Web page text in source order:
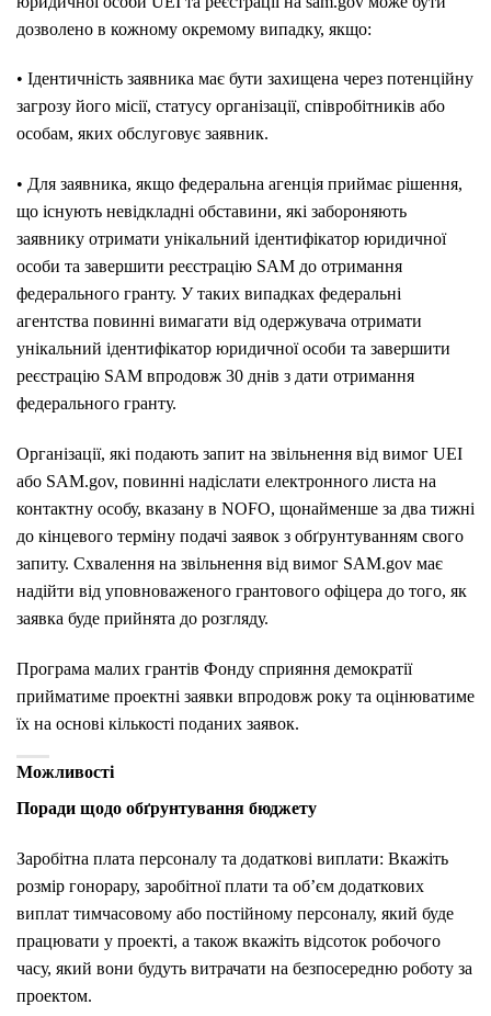
дозволено в кожному окремому випадку, якщо:
• Ідентичність заявника має бути захищена через потенційну
загрозу його місії, статусу організації, співробітників або
особам, яких обслуговує заявник.
• Для заявника, якщо федеральна агенція приймає рішення,
що існують невідкладні обставини, які забороняють
заявнику отримати унікальний ідентифікатор юридичної
особи та завершити реєстрацію SAM до отримання
федерального гранту. У таких випадках федеральні
агентства повинні вимагати від одержувача отримати
унікальний ідентифікатор юридичної особи та завершити
реєстрацію SAM впродовж 30 днів з дати отримання
федерального гранту.
Організації, які подають запит на звільнення від вимог UEI
або SAM.gov, повинні надіслати електронного листа на
контактну особу, вказану в NOFO, щонайменше за два тижні
до кінцевого терміну подачі заявок з обґрунтуванням свого
запиту. Схвалення на звільнення від вимог SAM.gov має
надійти від уповноваженого грантового офіцера до того, як
заявка буде прийнята до розгляду.
Програма малих грантів Фонду сприяння демократії
прийматиме проектні заявки впродовж року та оцінюватиме
їх на основі кількості поданих заявок.
Можливості
Поради щодо обґрунтування бюджету
Заробітна плата персоналу та додаткові виплати: Вкажіть
розмір гонорару, заробітної плати та об’єм додаткових
виплат тимчасовому або постійному персоналу, який буде
працювати у проекті, а також вкажіть відсоток робочого
часу, який вони будуть витрачати на безпосередню роботу за
проектом.